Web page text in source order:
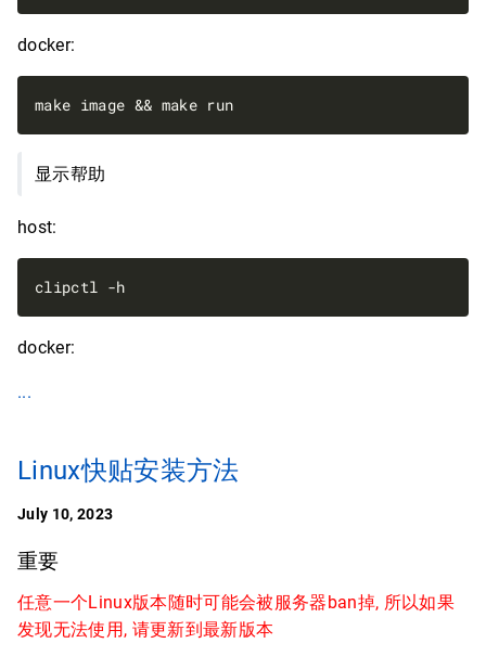
docker:
显示帮助
host:
docker:
...
Linux快贴安装方法
July 10, 2023
重要
任意一个Linux版本随时可能会被服务器ban掉, 所以如果
发现无法使用, 请更新到最新版本